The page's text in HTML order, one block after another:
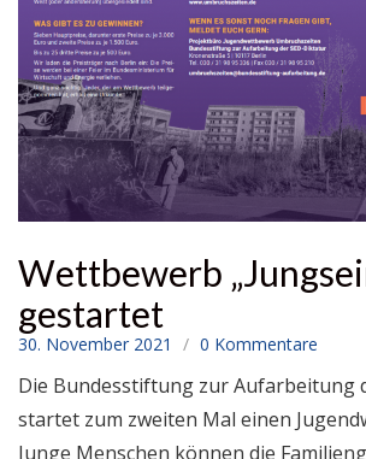
Wettbewerb
gestartet
30. November 2021 0 Kommentare
Die Bundesstiftung zur Aufarbeitung
startet zum zweiten Mal einen
Junge Menschen können die